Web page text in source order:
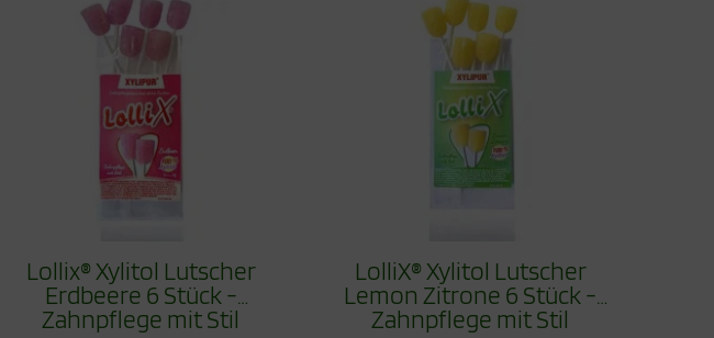
Lollix® Xylitol Lutscher
Erdbeere 6 Stück -
Zahnpflege mit Stil
LolliX® Xylitol Lutscher
Lemon Zitrone 6 Stück -
Zahnpflege mit Stil